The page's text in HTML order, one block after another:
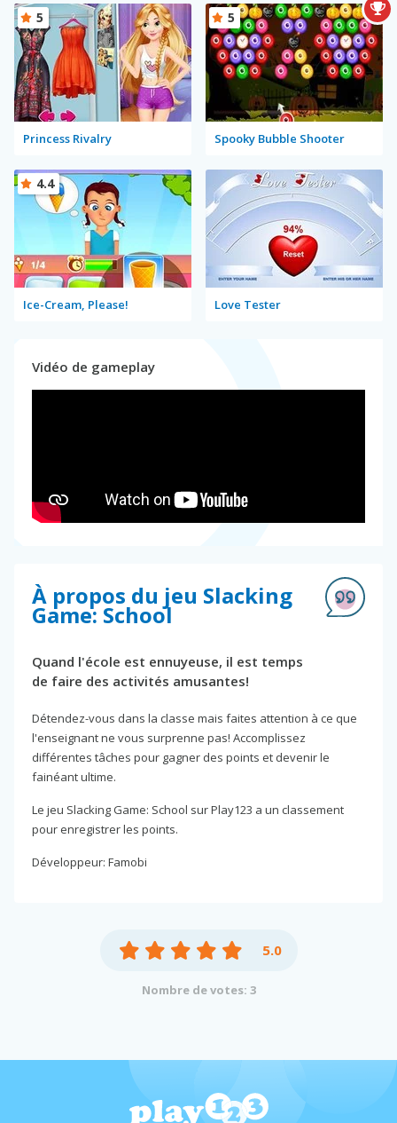
Princess Rivalry
5
Spooky Bubble Shooter
5
Ice-Cream, Please!
4.4
Love Tester
Vidéo de gameplay
À propos du jeu Slacking
Game: School
Quand l'école est ennuyeuse, il est temps
de faire des activités amusantes!
Détendez-vous dans la classe mais faites attention à ce que
l'enseignant ne vous surprenne pas! Accomplissez
différentes tâches pour gagner des points et devenir le
fainéant ultime.
Le jeu Slacking Game: School sur Play123 a un classement
pour enregistrer les points.
Développeur: Famobi
5.0
Nombre de votes: 3